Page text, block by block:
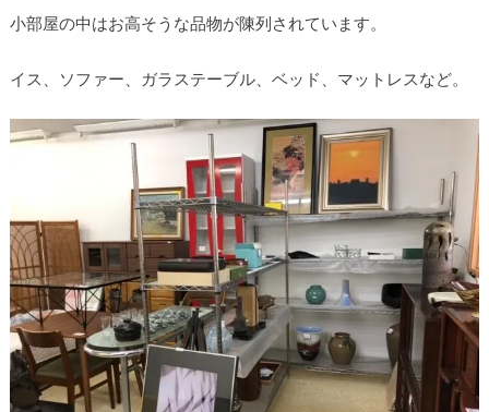
小部屋の中はお高そうな品物が陳列されています。
イス、ソファー、ガラステーブル、ベッド、マットレスなど。